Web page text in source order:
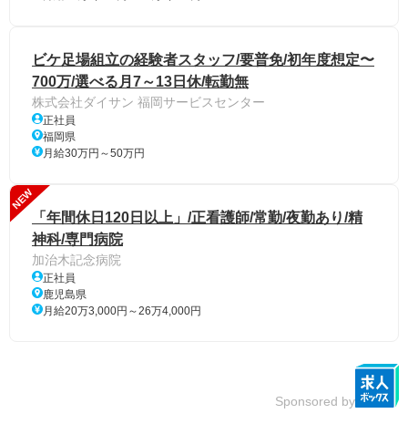
ビケ足場組立の経験者スタッフ/要普免/初年度想定〜
700万/選べる月7～13日休/転勤無
株式会社ダイサン 福岡サービスセンター
正社員
福岡県
月給30万円～50万円
NEW
「年間休日120日以上」/正看護師/常勤/夜勤あり/精
神科/専門病院
加治木記念病院
正社員
鹿児島県
月給20万3,000円～26万4,000円
Sponsored by